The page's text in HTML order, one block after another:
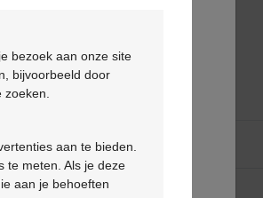
du produit
bezoek aan onze site
bijvoorbeeld door
aan te bieden.
te meten. Als je deze
aan je behoeften